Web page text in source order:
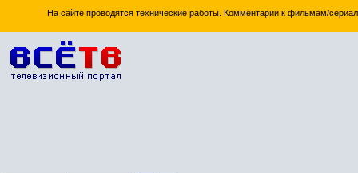
На сайте проводятся технические работы. Комментарии к фильмам/